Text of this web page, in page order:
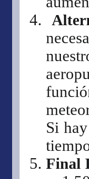
4.
Si
5.Final